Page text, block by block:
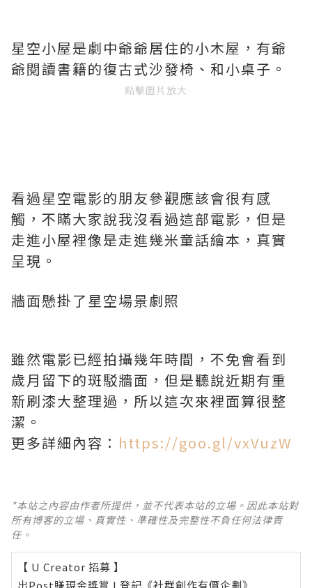
星空小屋是劇中爺爺居住的小木屋，有爺
爺閱讀書籍的復古式沙發椅、和小桌子。
點擊圖片放大
看過星空電影的朋友參觀應該會很有感
觸，不瞞大家說我沒看過這部電影，但是
走進小屋裡像是走進幾米童話繪本，真實
呈現。
牆面懸掛了星空場景劇照
雖然電影已經拍攝幾年時間，不免會看到
歲月留下的斑駁牆面，但是聽說近期有重
新刷漆大整理過，所以這次來裡面算很整
潔。
更多詳細內容： https://goo.gl/vxVuzW
*本站之內容由作者所提供，並不代表本站的立場。因此本站對
所有博客的立場、真實性、準確性及完整性不負任何法律責
任。
【 U Creator 招募 】
出Post賺現金獎賞 l 登記《社群創作有價企劃》